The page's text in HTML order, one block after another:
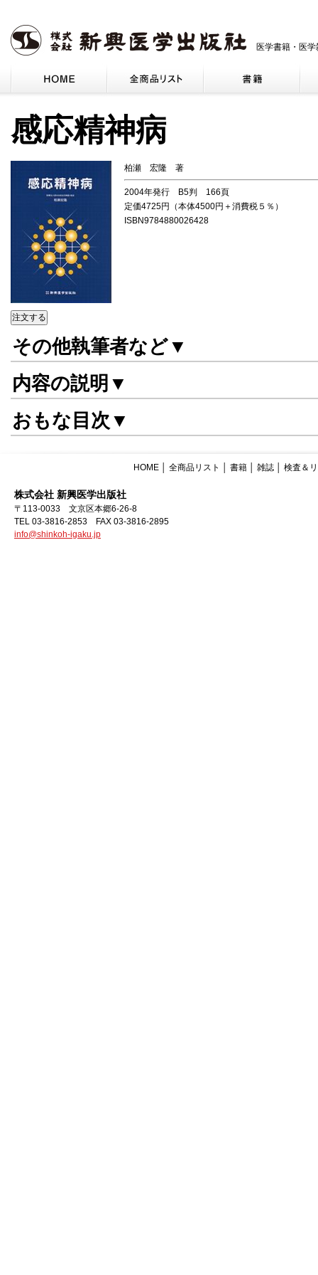
医学書籍・医
感応精神病
柏瀬 宏隆 著
2004年発行 B5判 166頁
定価4725円（本体4500円＋消費税５％）
ISBN9784880026428
その他執筆者など▼
内容の説明▼
おもな目次▼
HOME 全商品リスト 書籍 雑誌 検査＆
株式会社 新興医学出版社
〒113-0033 文京区本郷6-26-8
TEL 03-3816-2853 FAX 03-3816-2895
info@shinkoh-igaku.jp